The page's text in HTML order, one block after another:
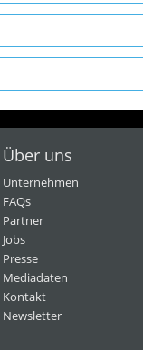
Über uns
Unternehmen
FAQs
Partner
Jobs
Presse
Mediadaten
Kontakt
Newsletter